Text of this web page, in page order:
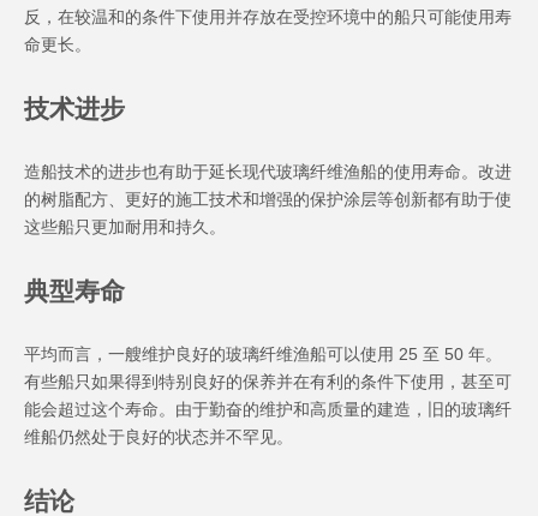
反，在较温和的条件下使用并存放在受控环境中的船只可能使用寿
命更长。
技术进步
造船技术的进步也有助于延长现代玻璃纤维渔船的使用寿命。改进
的树脂配方、更好的施工技术和增强的保护涂层等创新都有助于使
这些船只更加耐用和持久。
典型寿命
平均而言，一艘维护良好的玻璃纤维渔船可以使用 25 至 50 年。
有些船只如果得到特别良好的保养并在有利的条件下使用，甚至可
能会超过这个寿命。由于勤奋的维护和高质量的建造，旧的玻璃纤
维船仍然处于良好的状态并不罕见。
结论